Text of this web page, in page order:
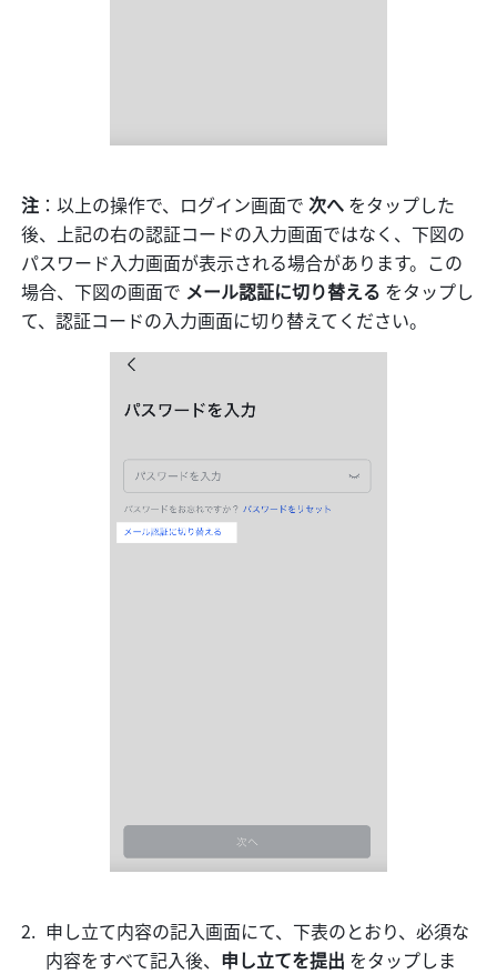
注 ：以上の操作で、ログイン画面で 次へ をタップした
後、上記の右の認証コードの入力画面ではなく、下図の
パスワード入力画面が表示される場合があります。この
場合、下図の画面で メール認証に切り替える をタップし
て、認証コードの入力画面に切り替えてください。
申し立て内容の記入画面にて、下表のとおり、必須な
内容をすべて記入後、 申し立てを提出 をタップしま